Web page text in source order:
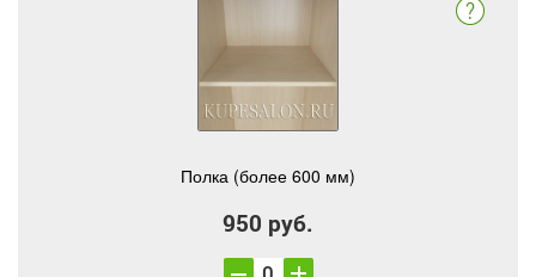
Полка (более 600 мм)
950 руб.